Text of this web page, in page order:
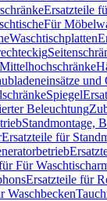
Ersatzteile
Für
Waschtischplatten
und
Spiegel
Beleuchtung
Standmontage,
Ersatzteile für
Für
Ersatzteile für
Waschbecken